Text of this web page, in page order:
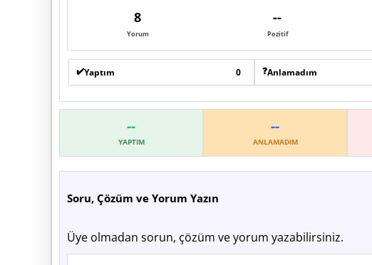
8
Yorum
--
Pozitif
✔️Yaptım 0 ❓Anlamadım
--
YAPTIM
--
ANLAMADIM
Soru, Çözüm ve Yorum Yazın
Üye olmadan sorun, çözüm ve yorum yazabilirsiniz.